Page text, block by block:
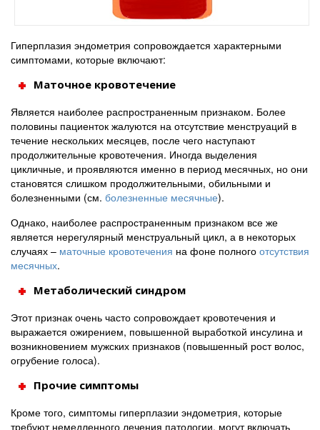
Гиперплазия эндометрия сопровождается характерными
симптомами, которые включают:
Маточное кровотечение
Является наиболее распространенным признаком. Более
половины пациенток жалуются на отсутствие менструаций в
течение нескольких месяцев, после чего наступают
продолжительные кровотечения. Иногда выделения
цикличные, и проявляются именно в период месячных, но они
становятся слишком продолжительными, обильными и
болезненными (см. болезненные месячные).
Однако, наиболее распространенным признаком все же
является нерегулярный менструальный цикл, а в некоторых
случаях – маточные кровотечения на фоне полного отсутствия
месячных.
Метаболический синдром
Этот признак очень часто сопровождает кровотечения и
выражается ожирением, повышенной выработкой инсулина и
возникновением мужских признаков (повышенный рост волос,
огрубение голоса).
Прочие симптомы
Кроме того, симптомы гиперплазии эндометрия, которые
требуют немедленного лечения патологии, могут включать